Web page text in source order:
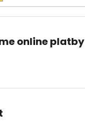
online platby